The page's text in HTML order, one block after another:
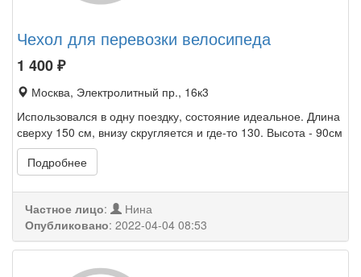
Чехол для перевозки велосипеда
1 400₽
Москва, Электролитный пр., 16к3
Использовался в одну поездку, состояние идеальное. Длина
сверху 150 см, внизу скругляется и где-то 130. Высота - 90см
Подробнее
Частное лицо:
Нина
Опубликовано: 2022-04-04 08:53